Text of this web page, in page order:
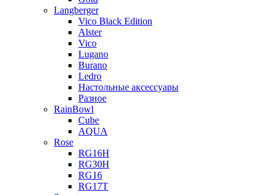
Langberger
Vico Black Edition
Alster
Vico
Lugano
Burano
Ledro
Настольные аксессуары
Разное
RainBowl
Cube
AQUA
Rose
RG16H
RG30H
RG16
RG17T